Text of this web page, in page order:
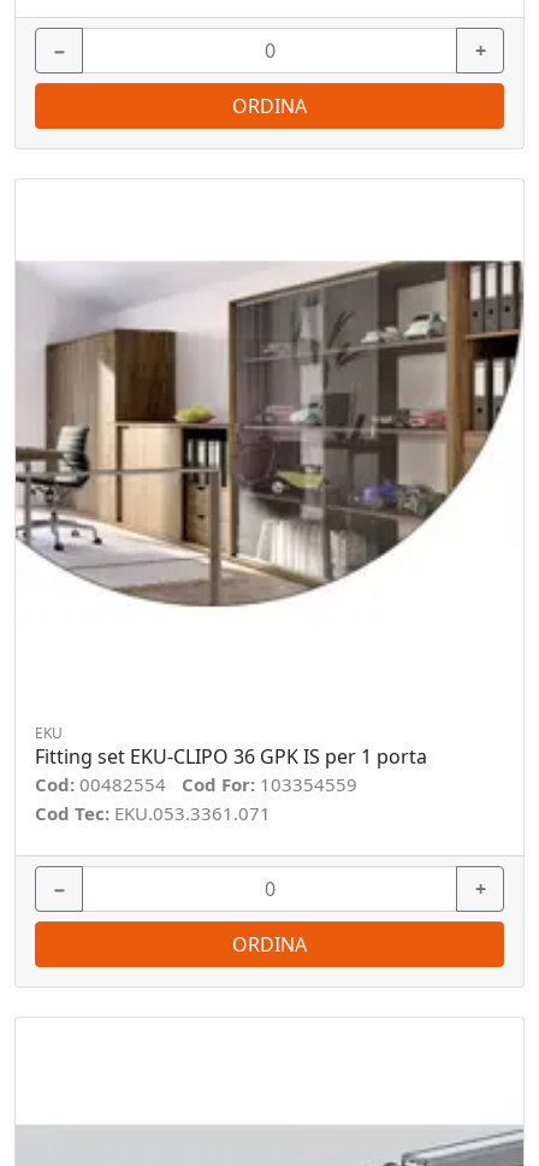
− +
ORDINA
EKU
Fitting set EKU-CLIPO 36 GPK IS per 1 porta
Cod: 00482554 Cod For: 103354559
Cod Tec: EKU.053.3361.071
− +
ORDINA